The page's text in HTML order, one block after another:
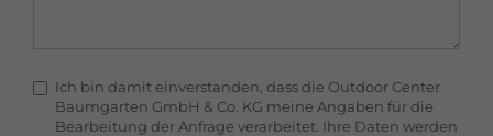
Ich bin damit einverstanden, dass die Outdoor Center
Baumgarten GmbH & Co. KG meine Angaben für die
Bearbeitung der Anfrage verarbeitet. Ihre Daten werden